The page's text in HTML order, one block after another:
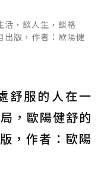
活，談人生，談格
版，作者：歐陽健
舒服的人在一
，歐陽健舒的
，作者：歐陽